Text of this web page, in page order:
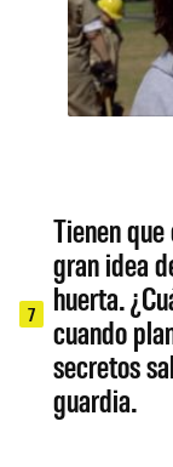
7
Tienen
gran idea
huerta.
cuando
secretos
guardia.